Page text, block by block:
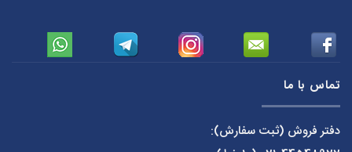
تماس با ما
دفتر فروش (ثبت سفارش):